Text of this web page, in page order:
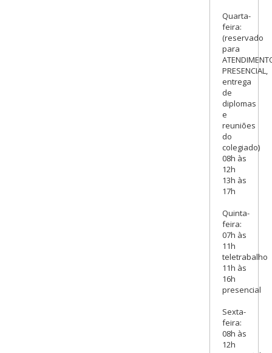
Quarta-
feira:
(reservado
para
PRESENCIAL,
entrega
de
diplomas
e
reuniões
do
colegiado)
08h às
12h
13h às
17h
Quinta-
feira:
07h às
11h
teletrabalho
11h às
16h
presencial
Sexta-
feira:
08h às
12h